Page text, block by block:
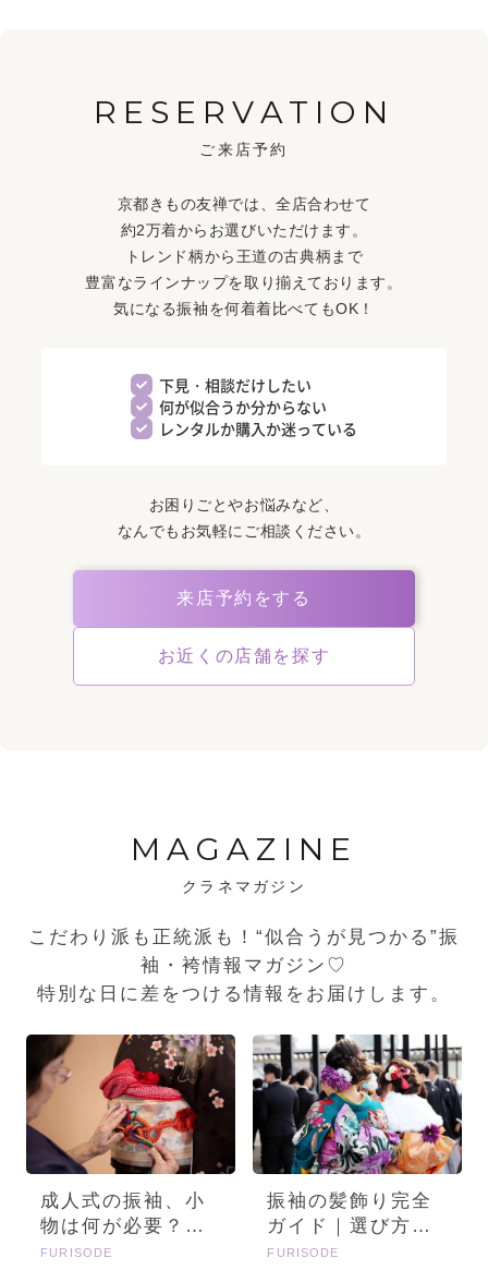
RESERVATION
ご来店予約
京都きもの友禅では、全店合わせて
約2万着からお選びいただけます。
トレンド柄から王道の古典柄まで
豊富なラインナップを取り揃えております。
気になる振袖を何着着比べてもOK！
下見・相談だけしたい
何が似合うか分からない
レンタルか購入か迷っている
お困りごとやお悩みなど、
なんでもお気軽にご相談ください。
来店予約をする
お近くの店舗を探す
MAGAZINE
クラネマガジン
こだわり派も正統派も！“似合うが見つかる”振
袖・袴情報マガジン♡
特別な日に差をつける情報をお届けします。
成人式の振袖、小
物は何が必要？画
像とセットで詳し
FURISODE
振袖の髪飾り完全
ガイド｜選び方・
種類・トレンドを
FURISODE